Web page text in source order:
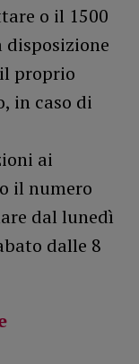
o il 1500
disposizione
proprio
in caso di
ai
il numero
dal lunedì
dalle 8